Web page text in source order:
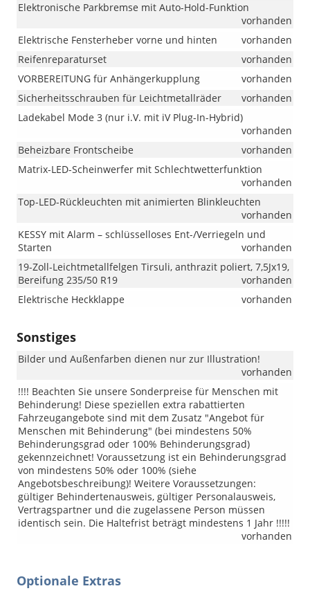
Elektronische Parkbremse mit Auto-Hold-Funktion
vorhanden
Elektrische Fensterheber vorne und hinten
vorhanden
Reifenreparaturset
vorhanden
VORBEREITUNG für Anhängerkupplung
vorhanden
Sicherheitsschrauben für Leichtmetallräder
vorhanden
Ladekabel Mode 3 (nur i.V. mit iV Plug-In-Hybrid)
vorhanden
Beheizbare Frontscheibe
vorhanden
Matrix-LED-Scheinwerfer mit Schlechtwetterfunktion
vorhanden
Top-LED-Rückleuchten mit animierten Blinkleuchten
vorhanden
KESSY mit Alarm – schlüsselloses Ent-/Verriegeln und
Starten
vorhanden
19-Zoll-Leichtmetallfelgen Tirsuli, anthrazit poliert, 7,5Jx19,
Bereifung 235/50 R19
vorhanden
Elektrische Heckklappe
vorhanden
Sonstiges
Bilder und Außenfarben dienen nur zur Illustration!
vorhanden
!!!! Beachten Sie unsere Sonderpreise für Menschen mit
Behinderung! Diese speziellen extra rabattierten
Fahrzeugangebote sind mit dem Zusatz "Angebot für
Menschen mit Behinderung" (bei mindestens 50%
Behinderungsgrad oder 100% Behinderungsgrad)
gekennzeichnet! Voraussetzung ist ein Behinderungsgrad
von mindestens 50% oder 100% (siehe
Angebotsbeschreibung)! Weitere Voraussetzungen:
gültiger Behindertenausweis, gültiger Personalausweis,
Vertragspartner und die zugelassene Person müssen
identisch sein. Die Haltefrist beträgt mindestens 1 Jahr !!!!!
vorhanden
Optionale Extras